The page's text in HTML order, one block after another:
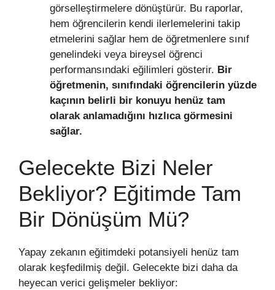
görselleştirmelere dönüştürür. Bu raporlar,
hem öğrencilerin kendi ilerlemelerini takip
etmelerini sağlar hem de öğretmenlere sınıf
genelindeki veya bireysel öğrenci
performansındaki eğilimleri gösterir. Bir
öğretmenin, sınıfındaki öğrencilerin yüzde
kaçının belirli bir konuyu henüz tam
olarak anlamadığını hızlıca görmesini
sağlar.
Gelecekte Bizi Neler
Bekliyor? Eğitimde Tam
Bir Dönüşüm Mü?
Yapay zekanın eğitimdeki potansiyeli henüz tam
olarak keşfedilmiş değil. Gelecekte bizi daha da
heyecan verici gelişmeler bekliyor: